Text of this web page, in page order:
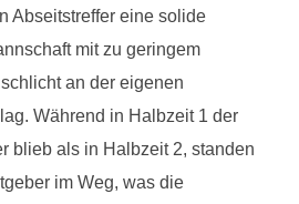
Abseitstreffer eine solide
mit zu geringem
an der eigenen
Während in Halbzeit 1 der
blieb als in Halbzeit 2, standen
im Weg, was die